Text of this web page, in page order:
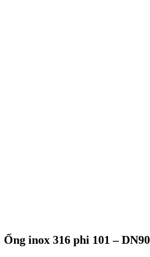
Ống inox 316 phi 101 – DN90